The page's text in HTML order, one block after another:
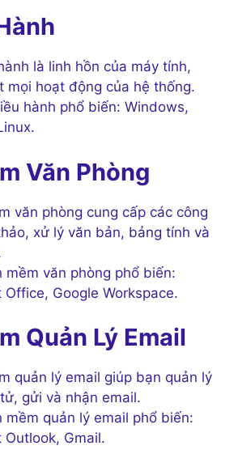
là linh hồn của máy tính,
mọi hoạt động của hệ thống.
hành phổ biến: Windows,
Văn Phòng
văn phòng cung cấp các công
xử lý văn bản, bảng tính và
mềm văn phòng phổ biến:
Office, Google Workspace.
Quản Lý Email
quản lý email giúp bạn quản lý
gửi và nhận email.
mềm quản lý email phổ biến:
Outlook, Gmail.